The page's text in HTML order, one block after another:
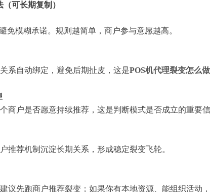
可长期复制）
免模糊承诺。规则越简单，商户参与意愿越高。
自动绑定，避免后期扯皮，这是POS机代理裂变怎么做
商户是否愿意持续推荐，这是判断模式是否成立的重要信
推荐机制沉淀长期关系，形成稳定裂变飞轮。
议先跑商户推荐裂变；如果你有本地资源、能组织活动